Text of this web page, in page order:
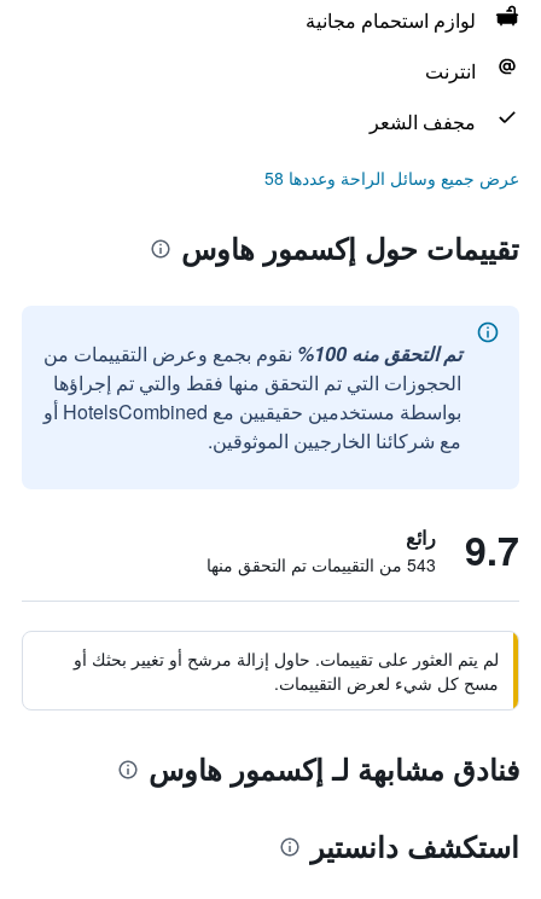
لوازم استحمام مجانية
انترنت
مجفف الشعر
عرض جميع وسائل الراحة وعددها 58
تقييمات حول إكسمور هاوس
تم التحقق منه 100%
نقوم بجمع وعرض التقييمات من
الحجوزات التي تم التحقق منها فقط والتي تم إجراؤها
بواسطة مستخدمين حقيقيين مع HotelsCombined أو
مع شركائنا الخارجيين الموثوقين.
9.7 رائع
543 من التقييمات تم التحقق منها
لم يتم العثور على تقييمات. حاول إزالة مرشح أو تغيير بحثك أو
مسح كل شيء لعرض التقييمات.
فنادق مشابهة لـ إكسمور هاوس
استكشف دانستير